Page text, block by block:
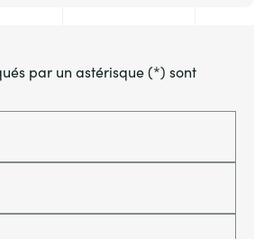
par un astérisque (*) sont